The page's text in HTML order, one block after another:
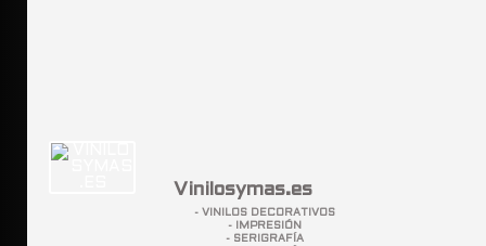
Vinilosymas.es
- VINILOS DECORATIVOS
- IMPRESIÓN
- SERIGRAFÍA